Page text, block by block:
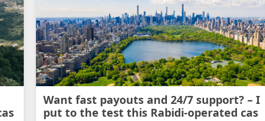
Want fast payouts and 24/7 support? – I
put to the test this Rabidi-operated cas